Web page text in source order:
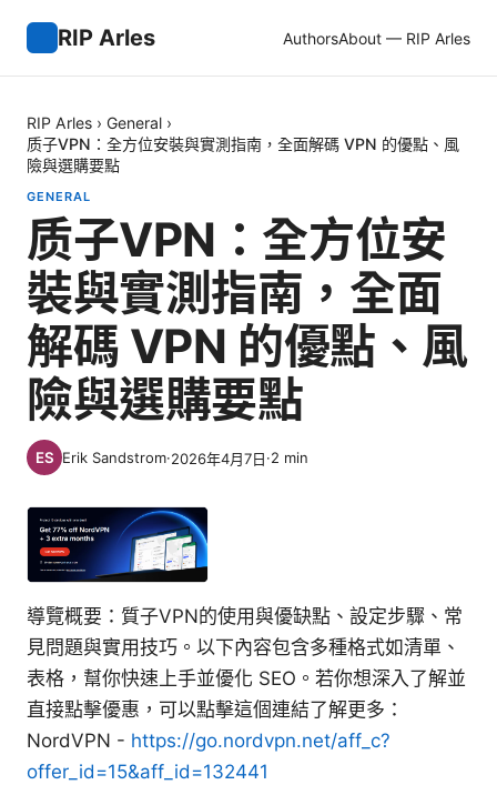
RIP Arles AuthorsAbout — RIP Arles
RIP Arles › General ›
质子VPN：全方位安裝與實測指南，全面解碼 VPN 的優點、風
險與選購要點
GENERAL
质子VPN：全方位安
裝與實測指南，全面
解碼 VPN 的優點、風
險與選購要點
Erik Sandstrom·2026年4月7日·2 min
導覽概要：質子VPN的使用與優缺點、設定步驟、常
見問題與實用技巧。以下內容包含多種格式如清單、
表格，幫你快速上手並優化 SEO。若你想深入了解並
直接點擊優惠，可以點擊這個連結了解更多：
NordVPN - https://go.nordvpn.net/aff_c?
offer_id=15&aff_id=132441